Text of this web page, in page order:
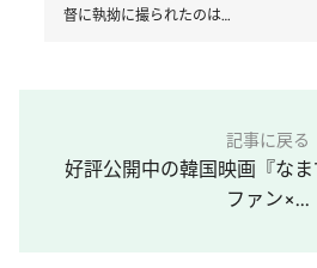
督に執拗に撮られたのは…
記事に戻る
好評公開中の韓国映画『な
ファン×...